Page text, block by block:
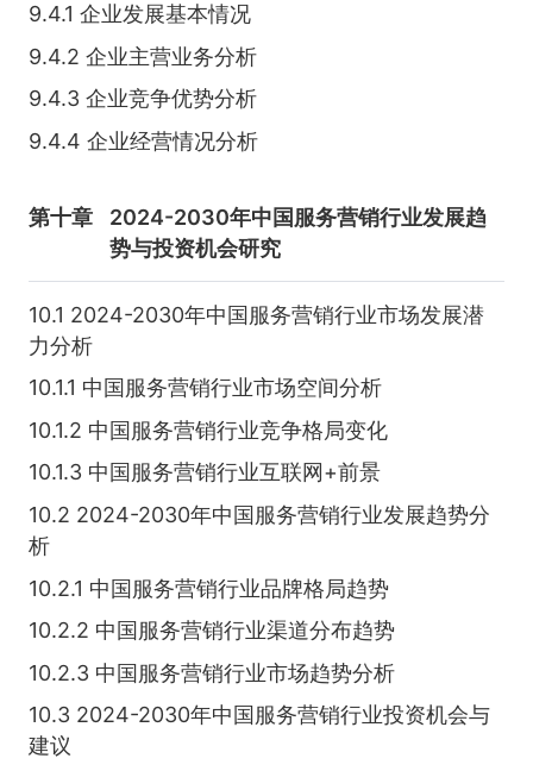
9.4.1 企业发展基本情况
9.4.2 企业主营业务分析
9.4.3 企业竞争优势分析
9.4.4 企业经营情况分析
第十章
2024-2030年中国服务营销行业发展趋
势与投资机会研究
10.1 2024-2030年中国服务营销行业市场发展潜
力分析
10.1.1 中国服务营销行业市场空间分析
10.1.2 中国服务营销行业竞争格局变化
10.1.3 中国服务营销行业互联网+前景
10.2 2024-2030年中国服务营销行业发展趋势分
析
10.2.1 中国服务营销行业品牌格局趋势
10.2.2 中国服务营销行业渠道分布趋势
10.2.3 中国服务营销行业市场趋势分析
10.3 2024-2030年中国服务营销行业投资机会与
建议